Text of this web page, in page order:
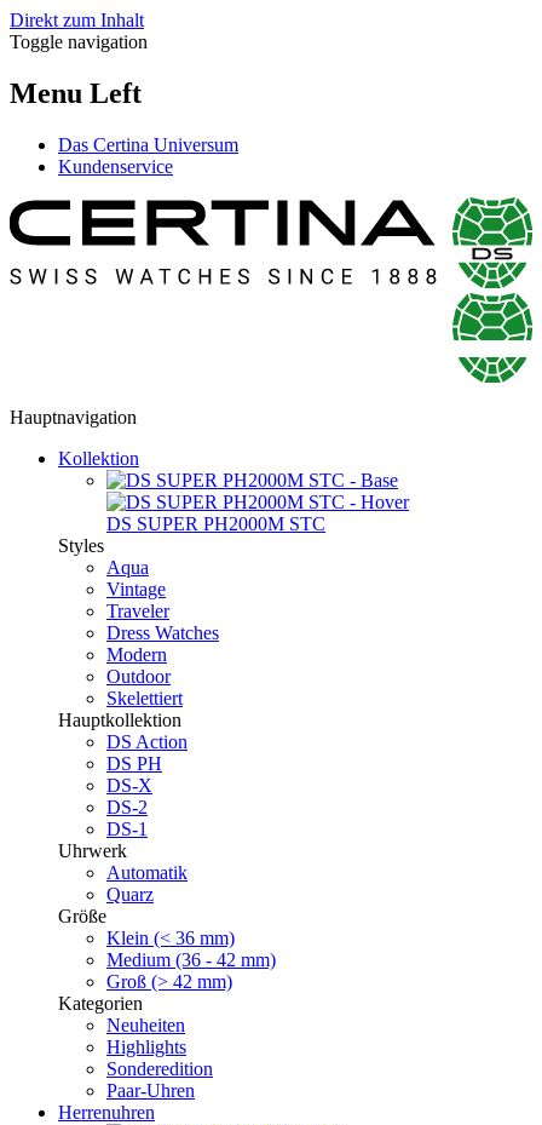
Direkt zum Inhalt
Toggle navigation
Menu Left
Das Certina Universum
Kundenservice
Hauptnavigation
Kollektion
DS SUPER PH2000M STC
Styles
Aqua
Vintage
Traveler
Dress Watches
Modern
Outdoor
Skelettiert
Hauptkollektion
DS Action
DS PH
DS-X
DS-2
DS-1
Uhrwerk
Automatik
Quarz
Größe
Klein (< 36 mm)
Medium (36 - 42 mm)
Groß (> 42 mm)
Kategorien
Neuheiten
Highlights
Sonderedition
Paar-Uhren
Herrenuhren